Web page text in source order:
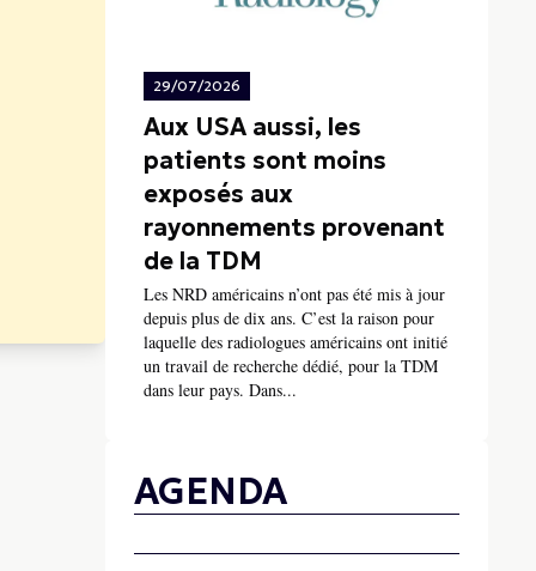
29/07/2026
Aux USA aussi, les
patients sont moins
exposés aux
rayonnements provenant
de la TDM
Les NRD américains n’ont pas été mis à jour
depuis plus de dix ans. C’est la raison pour
laquelle des radiologues américains ont initié
un travail de recherche dédié, pour la TDM
dans leur pays. Dans...
AGENDA